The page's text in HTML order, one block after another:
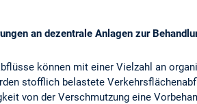
an dezentrale Anlagen zur
können mit einer Vielzahl an
stofflich belastete
von der Verschmutzung eine